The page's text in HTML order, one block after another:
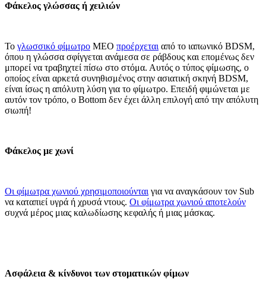
Φάκελος γλώσσας ή χειλιών
Το γλωσσικό φίμωτρο MEO προέρχεται από το ιαπωνικό BDSM,
όπου η γλώσσα σφίγγεται ανάμεσα σε ράβδους και επομένως δεν
μπορεί να τραβηχτεί πίσω στο στόμα. Αυτός ο τύπος φίμωσης, ο
οποίος είναι αρκετά συνηθισμένος στην ασιατική σκηνή BDSM,
είναι ίσως η απόλυτη λύση για το φίμωτρο. Επειδή φιμώνεται με
αυτόν τον τρόπο, ο Bottom δεν έχει άλλη επιλογή από την απόλυτη
σιωπή!
Φάκελος με χωνί
Οι φίμωτρα χωνιού χρησιμοποιούνται για να αναγκάσουν τον Sub
να καταπιεί υγρά ή χρυσά ντους. Οι φίμωτρα χωνιού αποτελούν
συχνά μέρος μιας καλωδίωσης κεφαλής ή μιας μάσκας.
Ασφάλεια & κίνδυνοι των στοματικών φίμων